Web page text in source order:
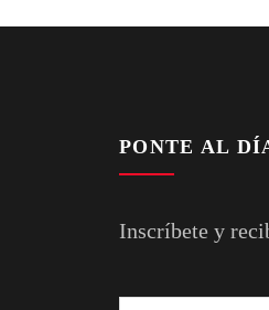
PONTE AL
Inscríbete y